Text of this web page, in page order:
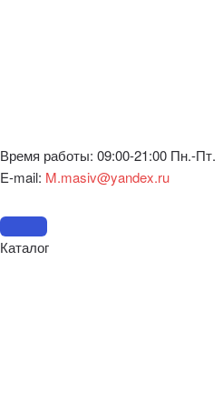
Время работы: 09:00-21:00 Пн.-Пт.
E-mail: M.masiv@yandex.ru
Каталог